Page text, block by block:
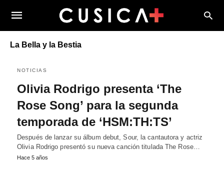
La Bella y la Bestia
NOTICIAS
Olivia Rodrigo presenta ‘The
Rose Song’ para la segunda
temporada de ‘HSM:TH:TS’
Después de lanzar su álbum debut, Sour, la cantautora y actriz
Olivia Rodrigo presentó su nueva canción titulada The Rose…
Hace 5 años